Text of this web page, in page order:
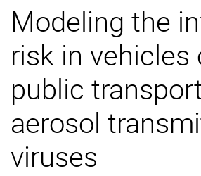
Stellenangebote
Modeling the
risk in vehicles
public
aerosol
viruses